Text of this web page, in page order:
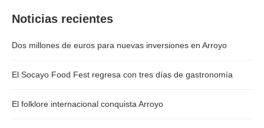
Noticias recientes
Dos millones de euros para nuevas inversiones en Arroyo
El Socayo Food Fest regresa con tres días de gastronomía
El folklore internacional conquista Arroyo